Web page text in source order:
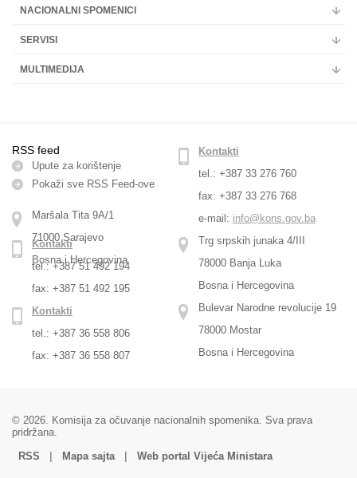
NACIONALNI SPOMENICI
SERVISI
MULTIMEDIJA
RSS feed
Upute za korištenje
Pokaži sve RSS Feed-оve
Maršala Tita 9A/1
71000 Sarajevo
Bosna i Hercegovina
Kontakti
tel.: +387 33 276 760
fax: +387 33 276 768
e-mail: info@kons.gov.ba
Trg srpskih junaka 4/III
78000 Banja Luka
Bosna i Hercegovina
Kontakti
tel.: +387 51 492 194
fax: +387 51 492 195
Bulevar Narodne revolucije 19
78000 Mostar
Bosna i Hercegovina
Kontakti
tel.: +387 36 558 806
fax: +387 36 558 807
© 2026. Komisija za očuvanje nacionalnih spomenika. Sva prava
pridržana.
RSS
| Mapa sajta | Web portal Vijeća Ministara